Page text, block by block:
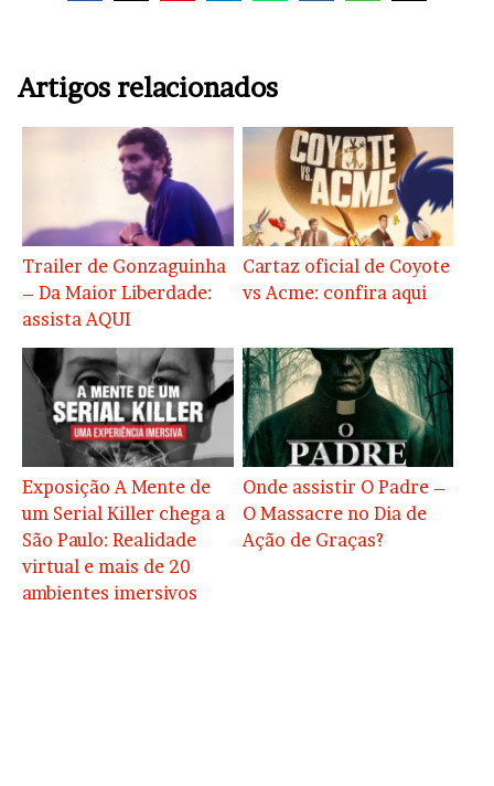
Artigos relacionados
Trailer de Gonzaguinha
– Da Maior Liberdade:
assista AQUI
Cartaz oficial de Coyote
vs Acme: confira aqui
Exposição A Mente de
um Serial Killer chega a
São Paulo: Realidade
virtual e mais de 20
ambientes imersivos
Onde assistir O Padre –
O Massacre no Dia de
Ação de Graças?